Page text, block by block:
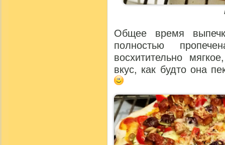
Общее время
полностью
восхитительно
вкус, как будто она